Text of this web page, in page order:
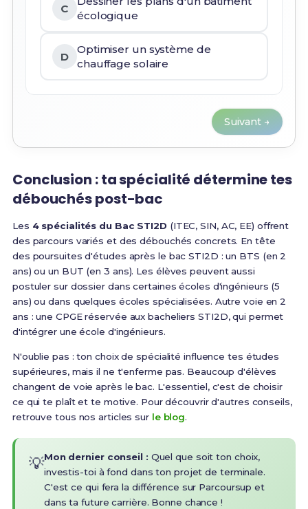
C
écologique
D
Optimiser un système de
chauffage solaire
Suivant →
Conclusion : ta spécialité détermine tes
débouchés post-bac
Les 4 spécialités du Bac STI2D (ITEC, SIN, AC, EE) offrent
des parcours variés et des débouchés concrets. En tête
des poursuites d'études après le bac STI2D : un BTS (en 2
ans) ou un BUT (en 3 ans). Les élèves peuvent aussi
postuler sur dossier dans certaines écoles d'ingénieurs (5
ans) ou dans quelques écoles spécialisées. Autre voie en 2
ans : une CPGE réservée aux bacheliers STI2D, qui permet
d'intégrer une école d'ingénieurs.
N'oublie pas : ton choix de spécialité influence tes études
supérieures, mais il ne t'enferme pas. Beaucoup d'élèves
changent de voie après le bac. L'essentiel, c'est de choisir
ce qui te plaît et te motive. Pour découvrir d'autres conseils,
retrouve tous nos articles sur le blog.
💡Mon dernier conseil : Quel que soit ton choix,
investis-toi à fond dans ton projet de terminale.
C'est ce qui fera la différence sur Parcoursup et
dans ta future carrière. Bonne chance !